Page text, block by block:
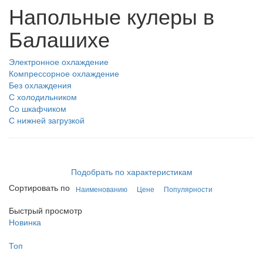
Напольные кулеры в
Балашихе
Электронное охлаждение
Компрессорное охлаждение
Без охлаждения
С холодильником
Со шкафчиком
С нижней загрузкой
Подобрать по характеристикам
Сортировать по
Наименованию Цене Популярности
Быстрый просмотр
Новинка
Топ